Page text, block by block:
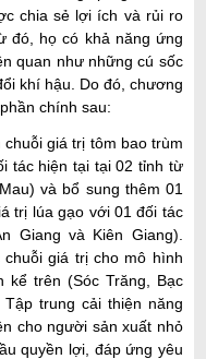
chia sẻ lợi ích và rủi ro
đó, họ có khả năng ứng
quan như những cú sốc
khí hậu. Do đó, chương
chính sau:
giá trị tôm bao trùm
tác hiện tại tại 02 tỉnh từ
và bổ sung thêm 01
trị lúa gạo với 01 đối tác
Giang và Kiên Giang).
giá trị cho mô hình
kể trên (Sóc Trăng, Bạc
trung cải thiện năng
cho người sản xuất nhỏ
quyền lợi, đáp ứng yêu